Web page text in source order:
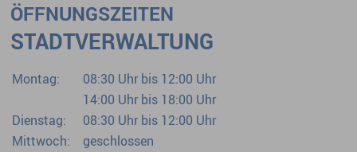
ÖFFNUNGSZEITEN
STADTVERWALTUNG
Montag:
08:30 Uhr bis 12:00 Uhr
14:00 Uhr bis 18:00 Uhr
Dienstag:
08:30 Uhr bis 12:00 Uhr
Mittwoch:
geschlossen